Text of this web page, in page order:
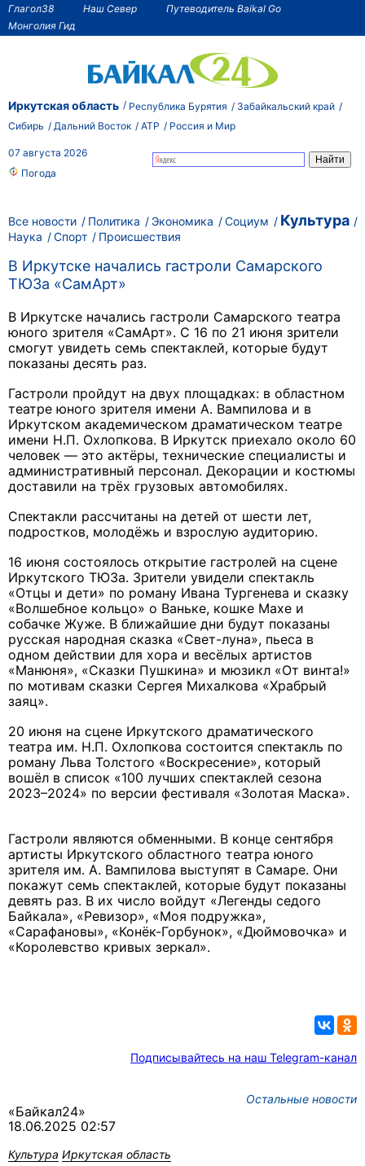
Глагол38 Наш Север
Путеводитель Baikal Go
Монголия Гид
Иркутская область Республика Бурятия
Забайкальский край
Сибирь
Дальний Восток АТР Россия и Мир
07 августа 2026
Погода
Все новости Политика Экономика Социум Культура
Наука Спорт Происшествия
В Иркутске начались гастроли Самарского
ТЮЗа «СамАрт»
В Иркутске начались гастроли Самарского театра
юного зрителя «СамАрт». С 16 по 21 июня зрители
смогут увидеть семь спектаклей, которые будут
показаны десять раз.
Гастроли пройдут на двух площадках: в областном
театре юного зрителя имени А. Вампилова и в
Иркутском академическом драматическом театре
имени Н.П. Охлопкова. В Иркутск приехало около 60
человек — это актёры, технические специалисты и
административный персонал. Декорации и костюмы
доставили на трёх грузовых автомобилях.
Спектакли рассчитаны на детей от шести лет,
подростков, молодёжь и взрослую аудиторию.
16 июня состоялось открытие гастролей на сцене
Иркутского ТЮЗа. Зрители увидели спектакль
«Отцы и дети» по роману Ивана Тургенева и сказку
«Волшебное кольцо» о Ваньке, кошке Махе и
собачке Жуже. В ближайшие дни будут показаны
русская народная сказка «Свет-луна», пьеса в
одном действии для хора и весёлых артистов
«Манюня», «Сказки Пушкина» и мюзикл «От винта!»
по мотивам сказки Сергея Михалкова «Храбрый
заяц».
20 июня на сцене Иркутского драматического
театра им. Н.П. Охлопкова состоится спектакль по
роману Льва Толстого «Воскресение», который
вошёл в список «100 лучших спектаклей сезона
2023–2024» по версии фестиваля «Золотая Маска».
Гастроли являются обменными. В конце сентября
артисты Иркутского областного театра юного
зрителя им. А. Вампилова выступят в Самаре. Они
покажут семь спектаклей, которые будут показаны
девять раз. В их число войдут «Легенды седого
Байкала», «Ревизор», «Моя подружка»,
«Сарафановы», «Конёк-Горбунок», «Дюймовочка» и
«Королевство кривых зеркал».
Подписывайтесь на наш Telegram-канал
Остальные новости
«Байкал24»
18.06.2025 02:57
Культура Иркутская область